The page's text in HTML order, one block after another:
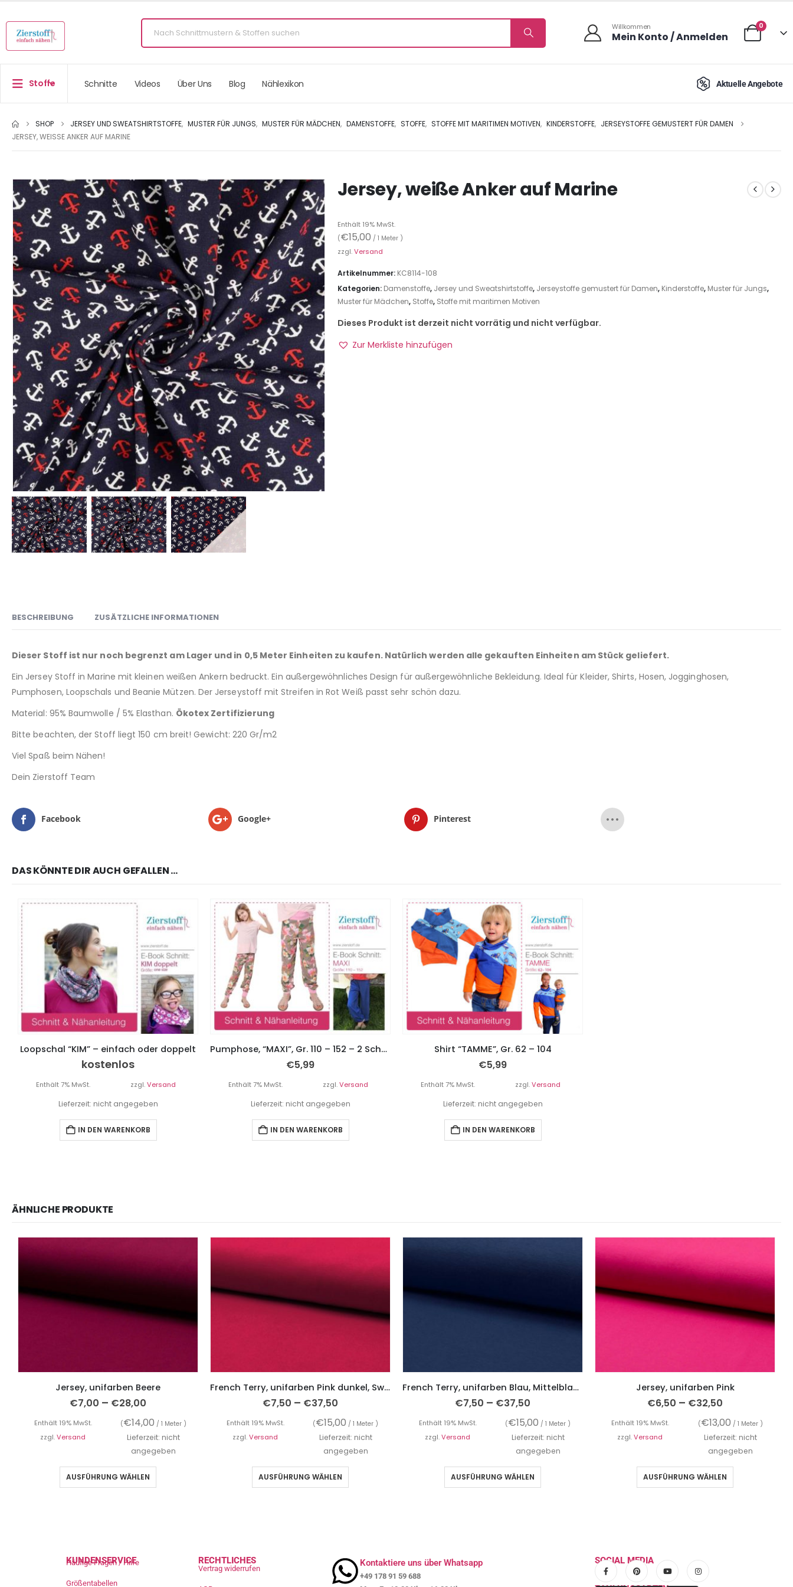
Willkommen
Mein Konto / Anmelden
0
Stoffe Schnitte Videos Über Uns Blog Nählexikon Aktuelle Angebote
SHOP JERSEY UND SWEATSHIRTSTOFFE, MUSTER FÜR JUNGS, MUSTER FÜR MÄDCHEN, DAMENSTOFFE, STOFFE, STOFFE MIT MARITIMEN MOTIVEN, KINDERSTOFFE, JERSEYSTOFFE GEMUSTERT FÜR DAMEN
JERSEY, WEISSE ANKER AUF MARINE
Jersey, weiße Anker auf Marine
Enthält 19% MwSt.
(€15,00 / 1 Meter )
zzgl.Versand
Artikelnummer: KC8114-108
Kategorien: Damenstoffe, Jersey und Sweatshirtstoffe, Jerseystoffe gemustert für Damen, Kinderstoffe, Muster für Jungs,
Muster für Mädchen, Stoffe, Stoffe mit maritimen Motiven
Dieses Produkt ist derzeit nicht vorrätig und nicht verfügbar.
Zur Merkliste hinzufügen
BESCHREIBUNG ZUSÄTZLICHE INFORMATIONEN
Dieser Stoff ist nur noch begrenzt am Lager und in 0,5 Meter Einheiten zu kaufen. Natürlich werden alle gekauften Einheiten am Stück geliefert.
Ein Jersey Stoff in Marine mit kleinen weißen Ankern bedruckt. Ein außergewöhnliches Design für außergewöhnliche Bekleidung. Ideal für Kleider, Shirts, Hosen, Jogginghosen,
Pumphosen, Loopschals und Beanie Mützen. Der Jerseystoff mit Streifen in Rot Weiß passt sehr schön dazu.
Material: 95% Baumwolle / 5% Elasthan. Ökotex Zertifizierung
Bitte beachten, der Stoff liegt 150 cm breit! Gewicht: 220 Gr/m2
Viel Spaß beim Nähen!
Dein Zierstoff Team
Facebook Google+ Pinterest
DAS KÖNNTE DIR AUCH GEFALLEN …
Loopschal “KIM” – einfach oder doppelt
kostenlos
Enthält 7% MwSt. zzgl.Versand
Lieferzeit: nicht angegeben
IN DEN WARENKORB
Pumphose, “MAXI”, Gr. 110 – 152 – 2 Schnitte
€5,99
Enthält 7% MwSt. zzgl.Versand
Lieferzeit: nicht angegeben
IN DEN WARENKORB
Shirt “TAMME”, Gr. 62 – 104
€5,99
Enthält 7% MwSt. zzgl.Versand
Lieferzeit: nicht angegeben
IN DEN WARENKORB
ÄHNLICHE PRODUKTE
Jersey, unifarben Beere
€7,00 – €28,00
Enthält 19% MwSt. (€14,00 / 1 Meter )
zzgl.Versand
Lieferzeit: nicht
angegeben
AUSFÜHRUNG WÄHLEN
French Terry, unifarben Pink dunkel, Sweatshirtstoff brushed
€7,50 – €37,50
Enthält 19% MwSt. (€15,00 / 1 Meter )
zzgl.Versand
Lieferzeit: nicht
angegeben
AUSFÜHRUNG WÄHLEN
French Terry, unifarben Blau, Mittelblau, Sweatshirtstoff brushed
€7,50 – €37,50
Enthält 19% MwSt. (€15,00 / 1 Meter )
zzgl.Versand
Lieferzeit: nicht
angegeben
AUSFÜHRUNG WÄHLEN
Jersey, unifarben Pink
€6,50 – €32,50
Enthält 19% MwSt. (€13,00 / 1 Meter )
zzgl.Versand
Lieferzeit: nicht
angegeben
AUSFÜHRUNG WÄHLEN
KUNDENSERVICE
Häufige Fragen / Hilfe
Größentabellen
RECHTLICHES
Vertrag widerrufen
Kontaktiere uns über Whatsapp
+49 178 91 59 688
SOCIAL MEDIA